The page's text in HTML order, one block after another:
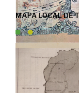
MAPA LOCAL DE
Map